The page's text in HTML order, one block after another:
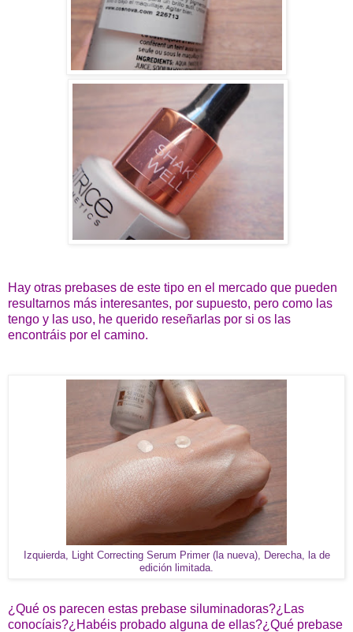
Hay otras prebases de este tipo en el mercado que pueden
resultarnos más interesantes, por supuesto, pero como las
tengo y las uso, he querido reseñarlas por si os las
encontráis por el camino.
Izquierda, Light Correcting Serum Primer (la nueva), Derecha, la de
edición limitada.
¿Qué os parecen estas prebase siluminadoras?¿Las
conocíais?¿Habéis probado alguna de ellas?¿Qué prebase